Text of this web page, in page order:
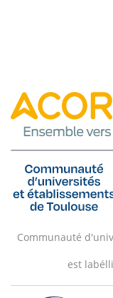
Communauté
est